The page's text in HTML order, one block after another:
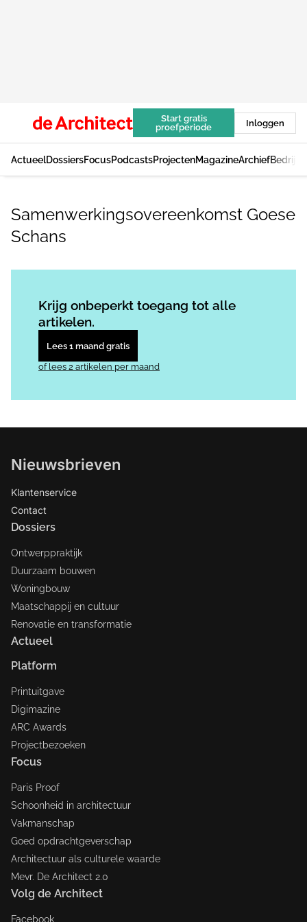
Start gratis
proefperiode
Inloggen
ActueelDossiersFocusPodcastsProjectenMagazineArchief
Samenwerkingsovereenkomst Goese
Schans
Krijg onbeperkt toegang tot alle
artikelen.
Lees 1 maand gratis
of lees 2 artikelen per maand
Nieuwsbrieven
Klantenservice
Contact
Dossiers
Ontwerppraktijk
Duurzaam bouwen
Woningbouw
Maatschappij en cultuur
Renovatie en transformatie
Actueel
Platform
Printuitgave
Digimazine
ARC Awards
Projectbezoeken
Focus
Paris Proof
Schoonheid in architectuur
Vakmanschap
Goed opdrachtgeverschap
Architectuur als culturele waarde
Mevr. De Architect 2.0
Volg de Architect
Facebook